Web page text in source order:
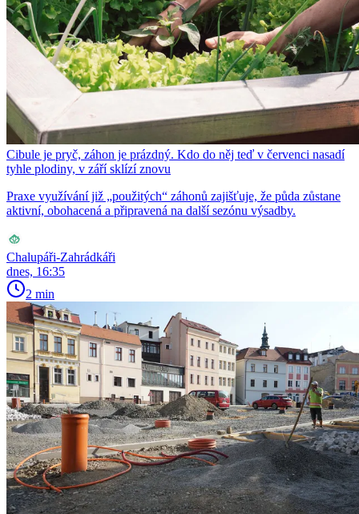
Cibule je pryč, záhon je prázdný. Kdo do něj teď v červenci nasadí
tyhle plodiny, v září sklízí znovu
Praxe využívání již „použitých“ záhonů zajišťuje, že půda zůstane
aktivní, obohacená a připravená na další sezónu výsadby.
Chalupáři-Zahrádkáři
dnes, 16:35
2 min